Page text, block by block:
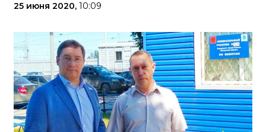
25 июня 2020, 10:09